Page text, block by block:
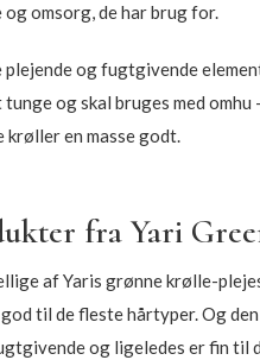
omsorg, de har brug for.
og fugtgivende
og skal bruges med
en masse godt.
fra Yari
af Yaris grønne krølle-
til de fleste hårtyper. Og
og ligeledes er fin til